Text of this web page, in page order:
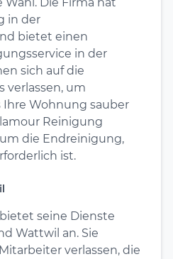
in der
bietet einen
in der
sich auf die
verlassen, um
Ihre Wohnung sauber
Reinigung
die Endreinigung,
ist.
seine Dienste
Wattwil an. Sie
verlassen, die